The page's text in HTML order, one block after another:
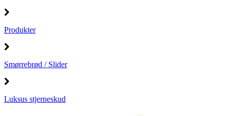
Produkter
Smørrebrød / Slider
Luksus stjerneskud